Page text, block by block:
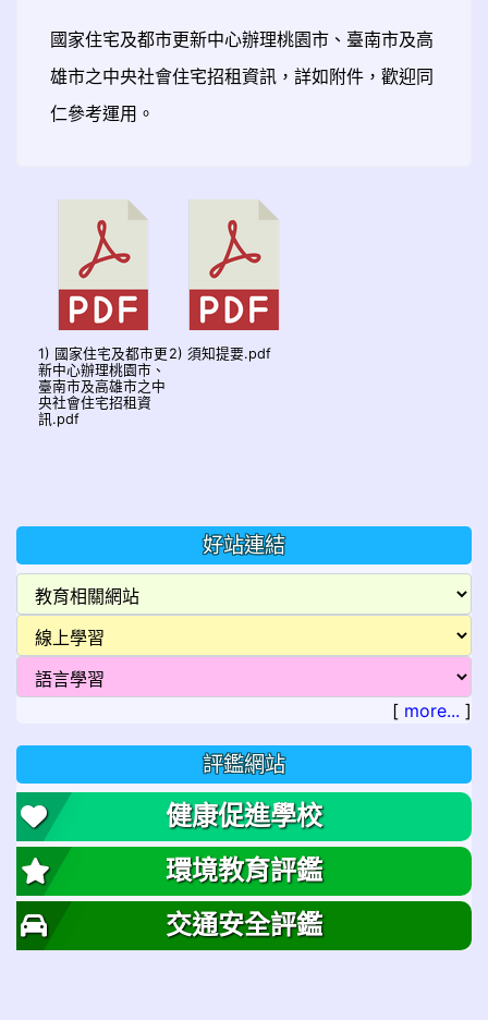
國家住宅及都市更新中心辦理桃園市、臺南市及高
雄市之中央社會住宅招租資訊，詳如附件，歡迎同
仁參考運用。
1) 國家住宅及都市更
新中心辦理桃園市、
臺南市及高雄市之中
央社會住宅招租資
訊.pdf
2) 須知提要.pdf
好站連結
[ more... ]
評鑑網站
健康促進學校
環境教育評鑑
交通安全評鑑